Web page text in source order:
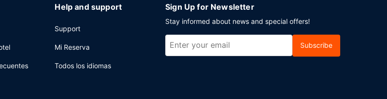
Help and support
Support
Mi Reserva
Todos los idiomas
Sign Up for Newsletter
Stay informed about news and special offers!
Subscribe